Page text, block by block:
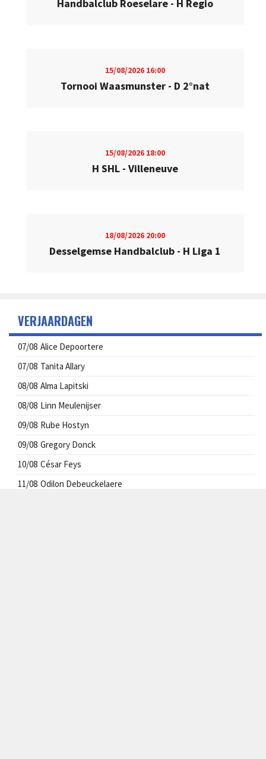
Handbalclub Roeselare - H Regio
15/08/2026 16:00
Tornooi Waasmunster - D 2°nat
15/08/2026 18:00
H SHL - Villeneuve
18/08/2026 20:00
Desselgemse Handbalclub - H Liga 1
VERJAARDAGEN
07/08 Alice Depoortere
07/08 Tanita Allary
08/08 Alma Lapitski
08/08 Linn Meulenijser
09/08 Rube Hostyn
09/08 Gregory Donck
10/08 César Feys
11/08 Odilon Debeuckelaere